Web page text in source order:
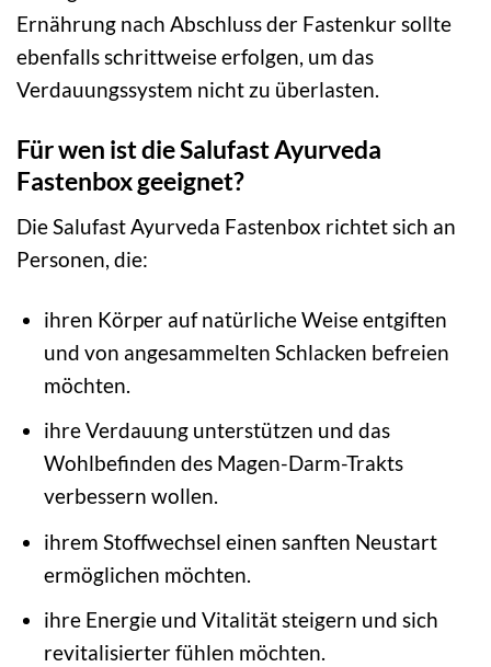
Ernährung nach Abschluss der Fastenkur sollte
ebenfalls schrittweise erfolgen, um das
Verdauungssystem nicht zu überlasten.
Für wen ist die Salufast Ayurveda
Fastenbox geeignet?
Die Salufast Ayurveda Fastenbox richtet sich an
Personen, die:
ihren Körper auf natürliche Weise entgiften
und von angesammelten Schlacken befreien
möchten.
ihre Verdauung unterstützen und das
Wohlbefinden des Magen-Darm-Trakts
verbessern wollen.
ihrem Stoffwechsel einen sanften Neustart
ermöglichen möchten.
ihre Energie und Vitalität steigern und sich
revitalisierter fühlen möchten.